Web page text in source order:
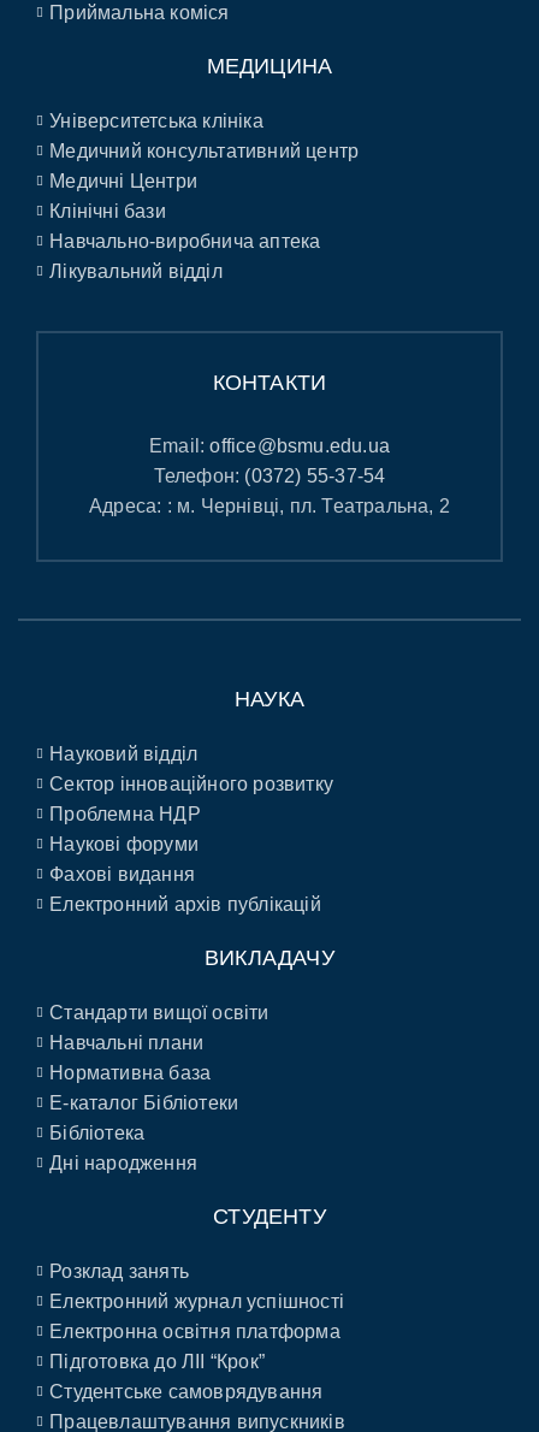
Приймальна коміся
МЕДИЦИНА
Університетська клініка
Медичний консультативний центр
Медичні Центри
Клінічні бази
Навчально-виробнича аптека
Лікувальний відділ
КОНТАКТИ
Email:office@bsmu.edu.ua
Телефон: (0372) 55-37-54
Адреса: : м. Чернівці, пл. Театральна, 2
НАУКА
Науковий відділ
Сектор інноваційного розвитку
Проблемна НДР
Наукові форуми
Фахові видання
Електронний архів публікацій
ВИКЛАДАЧУ
Стандарти вищої освіти
Навчальні плани
Нормативна база
E-каталог Бібліотеки
Бібліотека
Дні народження
СТУДЕНТУ
Розклад занять
Електронний журнал успішності
Електронна освітня платформа
Підготовка до ЛІІ “Крок”
Студентське самоврядування
Працевлаштування випускників